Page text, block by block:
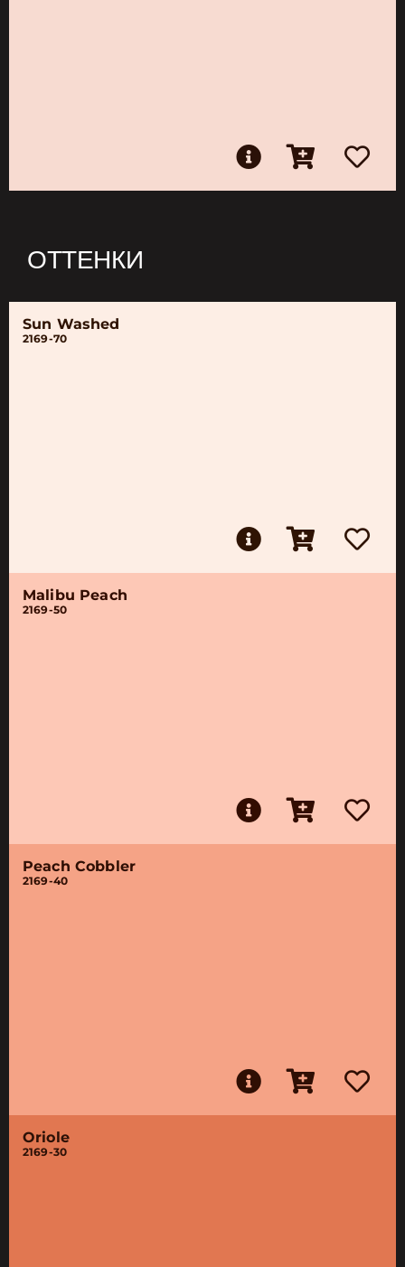
ОТТЕНКИ
Sun Washed
2169-70
Malibu Peach
2169-50
Peach Cobbler
2169-40
Oriole
2169-30